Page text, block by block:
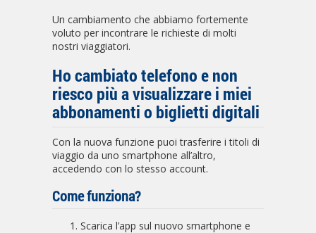
Un cambiamento che abbiamo fortemente
voluto per incontrare le richieste di molti
nostri viaggiatori.
Ho cambiato telefono e non
riesco più a visualizzare i miei
abbonamenti o biglietti digitali
Con la nuova funzione puoi trasferire i titoli di
viaggio da uno smartphone all’altro,
accedendo con lo stesso account.
Come funziona?
Scarica l’app sul nuovo smartphone e